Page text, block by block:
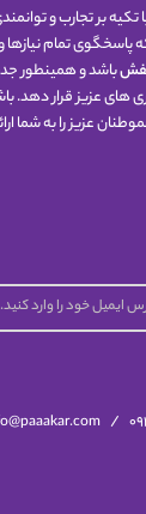
تکیه بر تجارب و
پاسخگوی تمام
باشد و همینطور
های عزیز قرار دهد.
عزیز را به شما
/